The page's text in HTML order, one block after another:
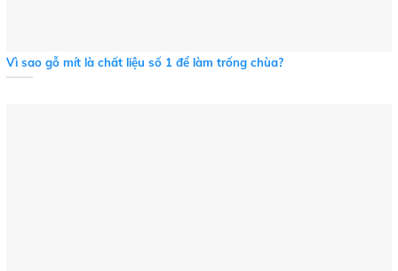
Vì sao gỗ mít là chất liệu số 1 để làm trống chùa?